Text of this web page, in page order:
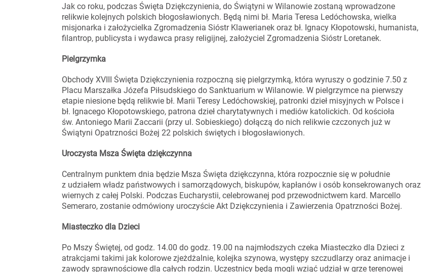
Jak co roku, podczas Święta Dziękczynienia, do Świątyni w Wilanowie zostaną wprowadzone
relikwie kolejnych polskich błogosławionych. Będą nimi bł. Maria Teresa Ledóchowska, wielka
misjonarka i założycielka Zgromadzenia Sióstr Klawerianek oraz bł. Ignacy Kłopotowski, humanista,
filantrop, publicysta i wydawca prasy religijnej, założyciel Zgromadzenia Sióstr Loretanek.
Pielgrzymka
Obchody XVIII Święta Dziękczynienia rozpoczną się pielgrzymką, która wyruszy o godzinie 7.50 z
Placu Marszałka Józefa Piłsudskiego do Sanktuarium w Wilanowie. W pielgrzymce na pierwszy
etapie niesione będą relikwie bł. Marii Teresy Ledóchowskiej, patronki dzieł misyjnych w Polsce i
bł. Ignacego Kłopotowskiego, patrona dzieł charytatywnych i mediów katolickich. Od kościoła
św. Antoniego Marii Zaccarii (przy ul. Sobieskiego) dołączą do nich relikwie czczonych już w
Świątyni Opatrzności Bożej 22 polskich świętych i błogosławionych.
Uroczysta Msza Święta dziękczynna
Centralnym punktem dnia będzie Msza Święta dziękczynna, która rozpocznie się w południe
z udziałem władz państwowych i samorządowych, biskupów, kapłanów i osób konsekrowanych oraz
wiernych z całej Polski. Podczas Eucharystii, celebrowanej pod przewodnictwem kard. Marcello
Semeraro, zostanie odmówiony uroczyście Akt Dziękczynienia i Zawierzenia Opatrzności Bożej.
Miasteczko dla Dzieci
Po Mszy Świętej, od godz. 14.00 do godz. 19.00 na najmłodszych czeka Miasteczko dla Dzieci z
atrakcjami takimi jak kolorowe zjeżdżalnie, kolejka szynowa, występy szczudlarzy oraz animacje i
zawody sprawnościowe dla całych rodzin. Uczestnicy będą mogli wziąć udział w grze terenowej